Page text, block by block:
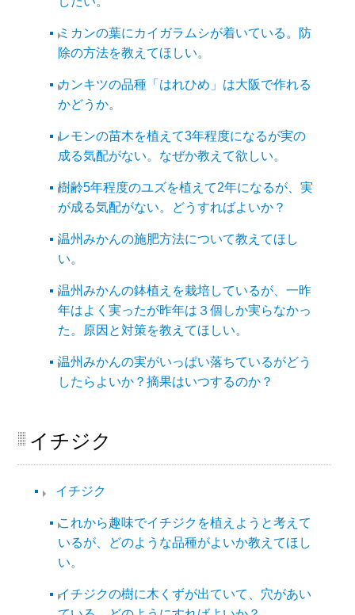
ミカンの葉にカイガラムシが着いている。防
除の方法を教えてほしい。
カンキツの品種「はれひめ」は大阪で作れる
かどうか。
レモンの苗木を植えて3年程度になるが実の
成る気配がない。なぜか教えて欲しい。
樹齢5年程度のユズを植えて2年になるが、実
が成る気配がない。どうすればよいか？
温州みかんの施肥方法について教えてほし
い。
温州みかんの鉢植えを栽培しているが、一昨
年はよく実ったが昨年は３個しか実らなかっ
た。原因と対策を教えてほしい。
温州みかんの実がいっぱい落ちているがどう
したらよいか？摘果はいつするのか？
イチジク
イチジク
これから趣味でイチジクを植えようと考えて
いるが、どのような品種がよいか教えてほし
い。
イチジクの樹に木くずが出ていて、穴があい